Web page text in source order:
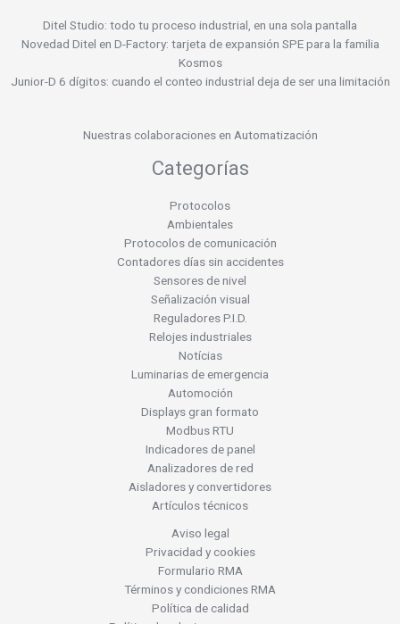
Ditel Studio: todo tu proceso industrial, en una sola pantalla
Novedad Ditel en D-Factory: tarjeta de expansión SPE para la familia
Kosmos
Junior-D 6 dígitos: cuando el conteo industrial deja de ser una limitación
Nuestras colaboraciones en Automatización
Categorías
Protocolos
Ambientales
Protocolos de comunicación
Contadores días sin accidentes
Sensores de nivel
Señalización visual
Reguladores P.I.D.
Relojes industriales
Notícias
Luminarias de emergencia
Automoción
Displays gran formato
Modbus RTU
Indicadores de panel
Analizadores de red
Aisladores y convertidores
Artículos técnicos
Aviso legal
Privacidad y cookies
Formulario RMA
Términos y condiciones RMA
Política de calidad